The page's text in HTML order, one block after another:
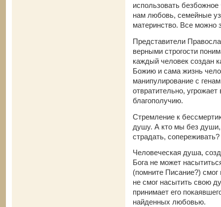
использовать
нам любовь, семейные
материнство. Все
Представители
верными строгости
каждый человек создан
Божию и сама жизнь
манипулирование с
отвратительно,
благополучию.
Стремление к
душу. А кто мы без души,
страдать,
Человеческая душа,
Бога не может
(помните Писание?)
не смог насытить свою
принимает его
найденных любовью.